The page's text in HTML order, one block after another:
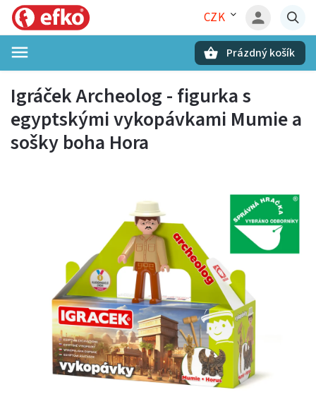
CZK
Prázdný košík
Igráček Archeolog - figurka s
egyptskými vykopávkami Mumie a
sošky boha Hora